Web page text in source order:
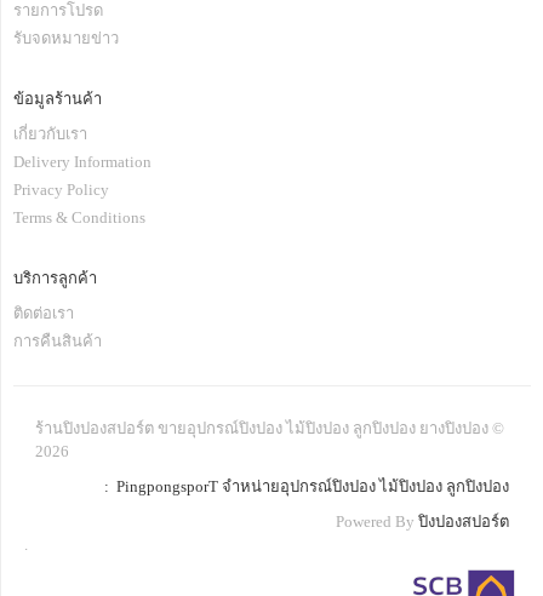
รายการโปรด
รับจดหมายข่าว
ข้อมูลร้านค้า
เกี่ยวกับเรา
Delivery Information
Privacy Policy
Terms & Conditions
บริการลูกค้า
ติดต่อเรา
การคืนสินค้า
ร้านปิงปองสปอร์ต ขายอุปกรณ์ปิงปอง ไม้ปิงปอง ลูกปิงปอง ยางปิงปอง ©
2026
: PingpongsporT จำหน่ายอุปกรณ์ปิงปอง ไม้ปิงปอง ลูกปิงปอง
Powered By ปิงปองสปอร์ต
.